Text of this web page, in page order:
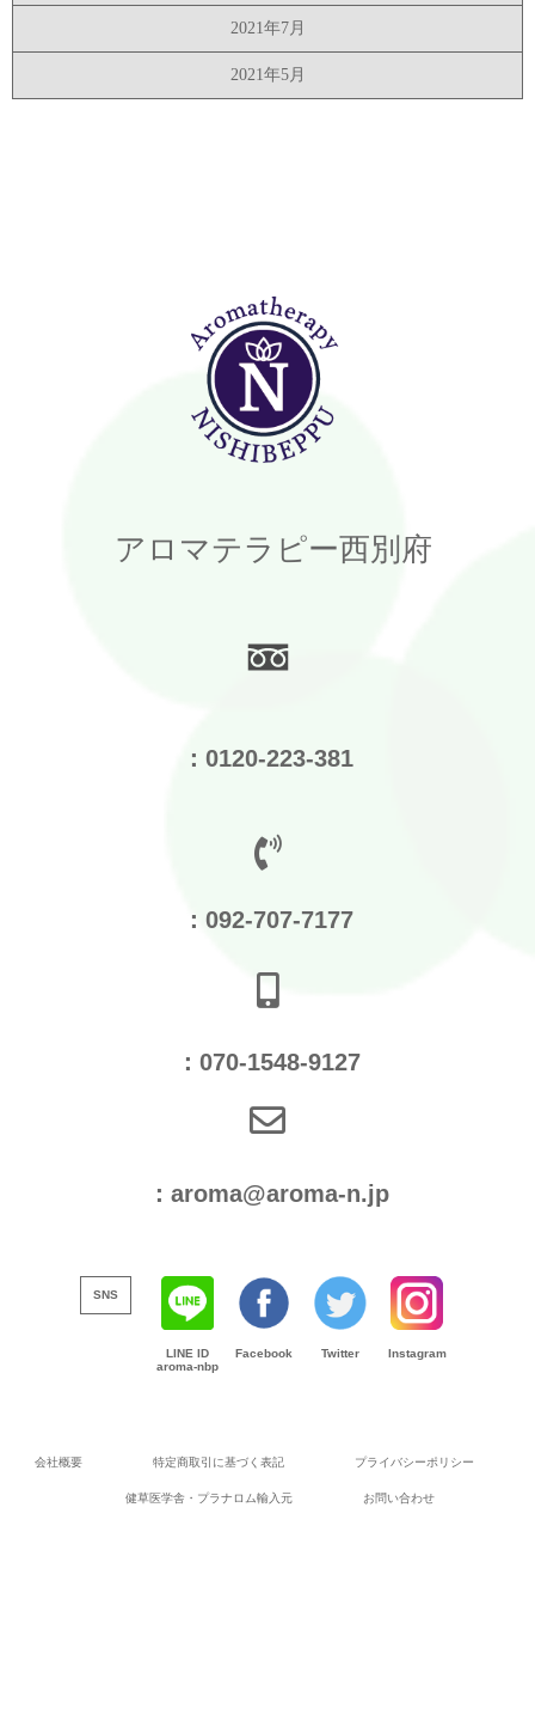
2021年7月
2021年5月
アロマテラピー西別府
：0120-223-381
：092-707-7177
：070-1548-9127
：aroma@aroma-n.jp
SNS
LINE ID
aroma-nbp
Facebook Twitter Instagram
会社概要 特定商取引に基づく表記 プライバシーポリシー
健草医学舎・プラナロム輸入元 お問い合わせ